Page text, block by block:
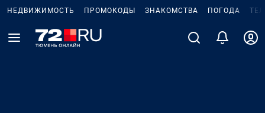
НЕДВИЖИМОСТЬ ПРОМОКОДЫ ЗНАКОМСТВА ПОГОДА